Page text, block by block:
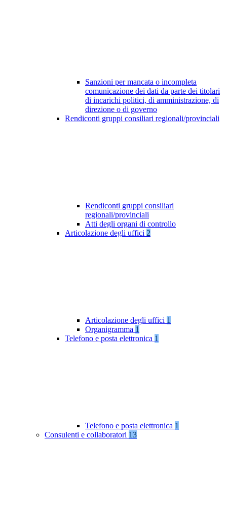
Sanzioni per mancata o incompleta
comunicazione dei dati da parte dei titolari
di incarichi politici, di amministrazione, di
direzione o di governo
Rendiconti gruppi consiliari regionali/provinciali
Rendiconti gruppi consiliari
regionali/provinciali
Atti degli organi di controllo
Articolazione degli uffici 2
Articolazione degli uffici 1
Organigramma 1
Telefono e posta elettronica 1
Telefono e posta elettronica 1
Consulenti e collaboratori 13